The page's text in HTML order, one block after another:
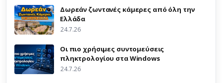
Δωρεάν ζωντανές κάμερες από όλη την
Ελλάδα
24.7.26
Οι πιο χρήσιμες συντομεύσεις
πληκτρολογίου στα Windows
24.7.26